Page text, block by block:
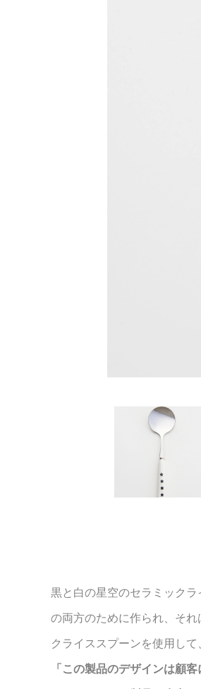
黒と白の星空のセラミック
の両方のために作られ、そ
クライススプーンを使用し
「この製品のデザインは顧